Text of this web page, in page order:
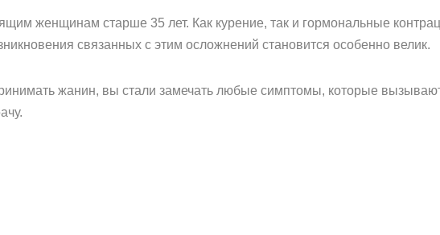
женщинам старше 35 лет. Как курение, так и гормональные
связанных с этим осложнений становится особенно велик.
жанин, вы стали замечать любые симптомы, которые